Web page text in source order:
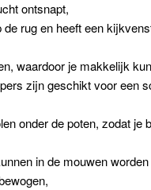
ontsnapt,
de rug en heeft een
waardoor je makkelijk
zijn geschikt voor een
onder de poten, zodat je
in de mouwen